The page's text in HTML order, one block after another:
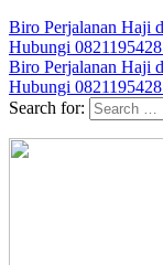
Biro Perjalanan Haji
Hubungi
Biro Perjalanan Haji
Hubungi
Search for: